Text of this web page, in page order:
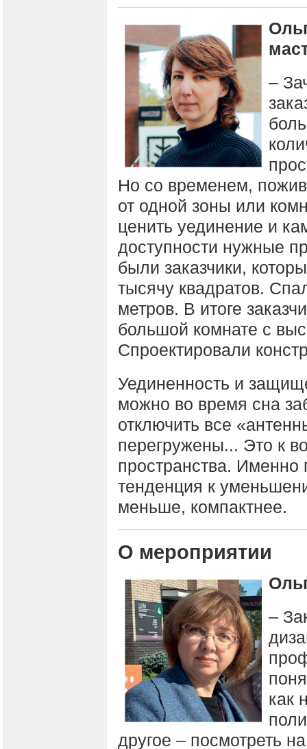
–
Но со временем,
от одной зоны или
ценить уединение и
доступности нужные
были заказчики,
тысячу квадратов.
метров. В итоге
большой комнате с
Спроектировали
Уединенность и
можно во время сна
отключить все
перегружены... Это к
пространства. Именно
тенденция к
меньше, компактнее.
О мероприятии
–
как
другое – посмотреть